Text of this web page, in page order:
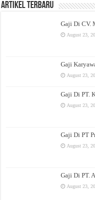
Artikel Terbaru
Gaji Di CV.
August 23,
Gaji
August 23,
Gaji Di PT.
August 23,
Gaji Di PT
August 23,
Gaji Di PT.
August 23,